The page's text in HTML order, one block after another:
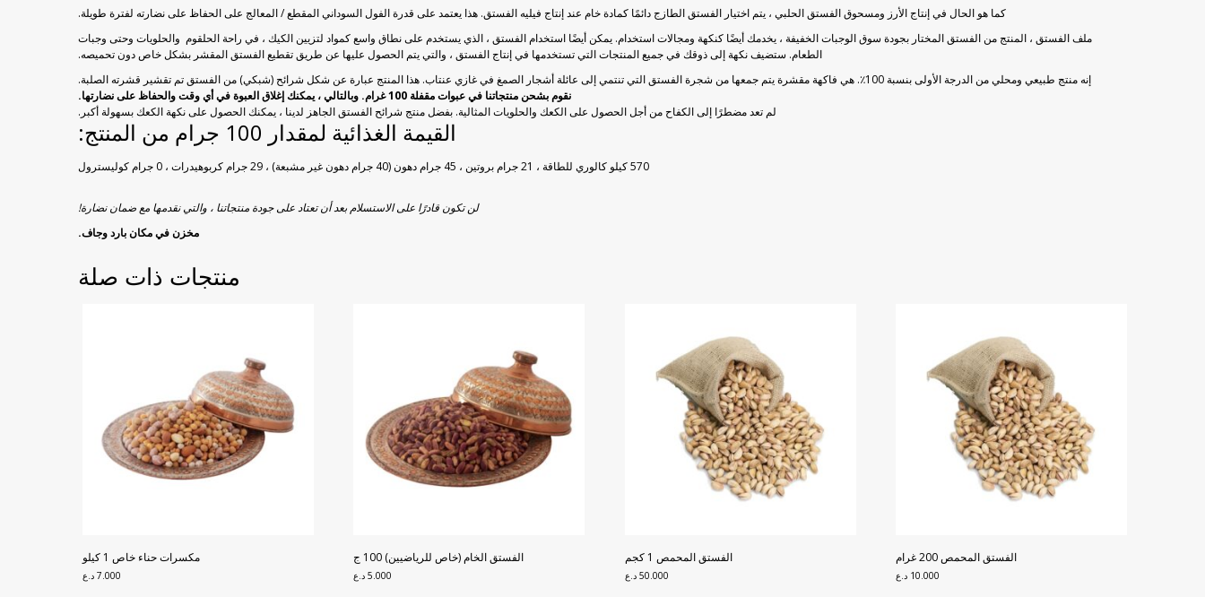
كما هو الحال في إنتاج الأرز ومسحوق الفستق الحلبي ، يتم اختيار الفستق الطازج دائمًا كمادة خام عند إنتاج فيليه الفستق. هذا يعتمد على قدرة الفول السوداني المقطع / المعالج على الحفاظ على نضارته لفترة طويلة.
ملف الفستق ، المنتج من الفستق المختار بجودة سوق الوجبات الخفيفة ، يخدمك أيضًا كنكهة ومجالات استخدام. يمكن أيضًا استخدام الفستق ، الذي يستخدم على نطاق واسع كمواد لتزيين الكيك ، في راحة الحلقوم والحلويات وحتى وجبات
الطعام. ستضيف نكهة إلى ذوقك في جميع المنتجات التي تستخدمها في إنتاج الفستق ، والتي يتم الحصول عليها عن طريق تقطيع الفستق المقشر بشكل خاص دون تحميصه.
إنه منتج طبيعي ومحلي من الدرجة الأولى بنسبة 100٪. هي فاكهة مقشرة يتم جمعها من شجرة الفستق التي تنتمي إلى عائلة أشجار الصمغ في غازي عنتاب. هذا المنتج عبارة عن شكل شرائح (شبكي) من الفستق تم تقشير قشرته الصلبة.
نقوم بشحن منتجاتنا في عبوات مقفلة 100 غرام. وبالتالي ، يمكنك إغلاق العبوة في أي وقت والحفاظ على نضارتها.
لم تعد مضطرًا إلى الكفاح من أجل الحصول على الكعك والحلويات المثالية. بفضل منتج شرائح الفستق الجاهز لدينا ، يمكنك الحصول على نكهة الكعك بسهولة أكبر.
القيمة الغذائية لمقدار 100 جرام من المنتج:
570 كيلو كالوري للطاقة ، 21 جرام بروتين ، 45 جرام دهون (40 جرام دهون غير مشبعة) ، 29 جرام كربوهيدرات ، 0 جرام كوليسترول
لن تكون قادرًا على الاستسلام بعد أن تعتاد على جودة منتجاتنا ، والتي نقدمها مع ضمان نضارة!
مخزن في مكان بارد وجاف.
منتجات ذات صلة
الفستق المحمص 200 غرام
10.000 د.ع
الفستق المحمص 1 كجم
50.000 د.ع
الفستق الخام (خاص للرياضيين) 100 ج
5.000 د.ع
مكسرات حناء خاص 1 كيلو
7.000 د.ع